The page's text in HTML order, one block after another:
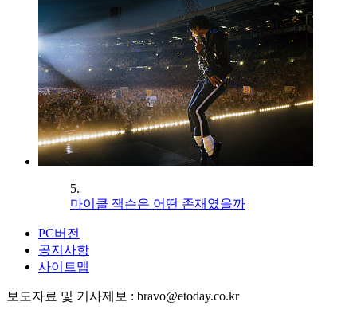
5.
마이클 잭슨은 어떤 존재였을까
PC버전
공지사항
사이트맵
보도자료 및 기사제보 : bravo@etoday.co.kr